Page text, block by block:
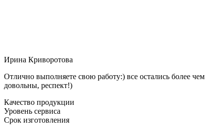
Ирина Криворотова
Отлично выполняете свою работу:) все остались более чем
довольны, респект!)
Качество продукции
Уровень сервиса
Срок изготовления